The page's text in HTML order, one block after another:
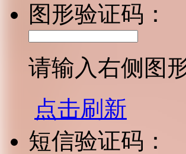
图形验证码：
请输入右侧图
点击刷新
短信验证码：